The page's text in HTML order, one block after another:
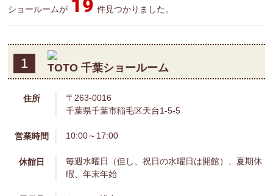
ショールームを 探す
千葉県のショールームを探す
お住まいに近いショールームを探しましょう。
※都道府県・展示品・メーカーの範囲を順次、拡大しております。
ショールームが 19 件見つかりました。